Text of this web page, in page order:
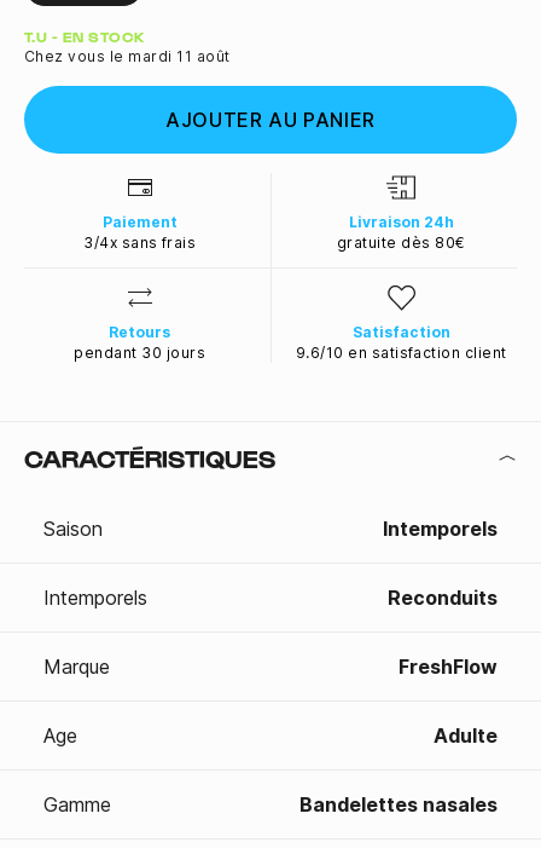
Quantité
T.U - EN STOCK
Chez vous le mardi 11 août
AJOUTER AU PANIER
Paiement
3/4x sans frais
Livraison 24h
gratuite dès 80€
Retours
pendant 30 jours
Satisfaction
9.6/10 en satisfaction client
CARACTÉRISTIQUES
Saison Intemporels
Intemporels Reconduits
Marque FreshFlow
Age Adulte
Gamme Bandelettes nasales